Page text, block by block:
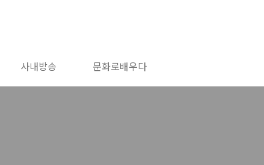
사내방송 문화로배우다